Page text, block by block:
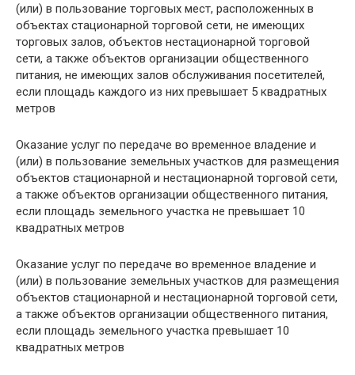
(или) в пользование торговых мест, расположенных в
объектах стационарной торговой сети, не имеющих
торговых залов, объектов нестационарной торговой
сети, а также объектов организации общественного
питания, не имеющих залов обслуживания посетителей,
если площадь каждого из них превышает 5 квадратных
метров
Оказание услуг по передаче во временное владение и
(или) в пользование земельных участков для размещения
объектов стационарной и нестационарной торговой сети,
а также объектов организации общественного питания,
если площадь земельного участка не превышает 10
квадратных метров
Оказание услуг по передаче во временное владение и
(или) в пользование земельных участков для размещения
объектов стационарной и нестационарной торговой сети,
а также объектов организации общественного питания,
если площадь земельного участка превышает 10
квадратных метров